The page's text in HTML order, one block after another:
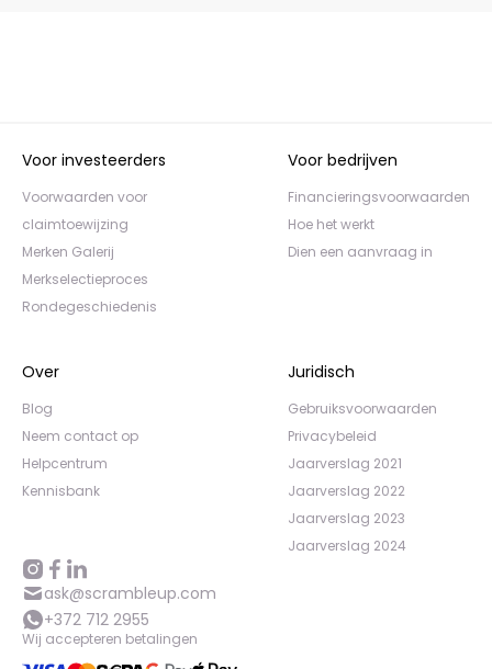
Voor investeerders
Voorwaarden voor
claimtoewijzing
Merken Galerij
Merkselectieproces
Rondegeschiedenis
Voor bedrijven
Financieringsvoorwaarden
Hoe het werkt
Dien een aanvraag in
Over
Blog
Neem contact op
Helpcentrum
Kennisbank
Juridisch
Gebruiksvoorwaarden
Privacybeleid
Jaarverslag 2021
Jaarverslag 2022
Jaarverslag 2023
Jaarverslag 2024
ask@scrambleup.com
+372 712 2955
Wij accepteren betalingen